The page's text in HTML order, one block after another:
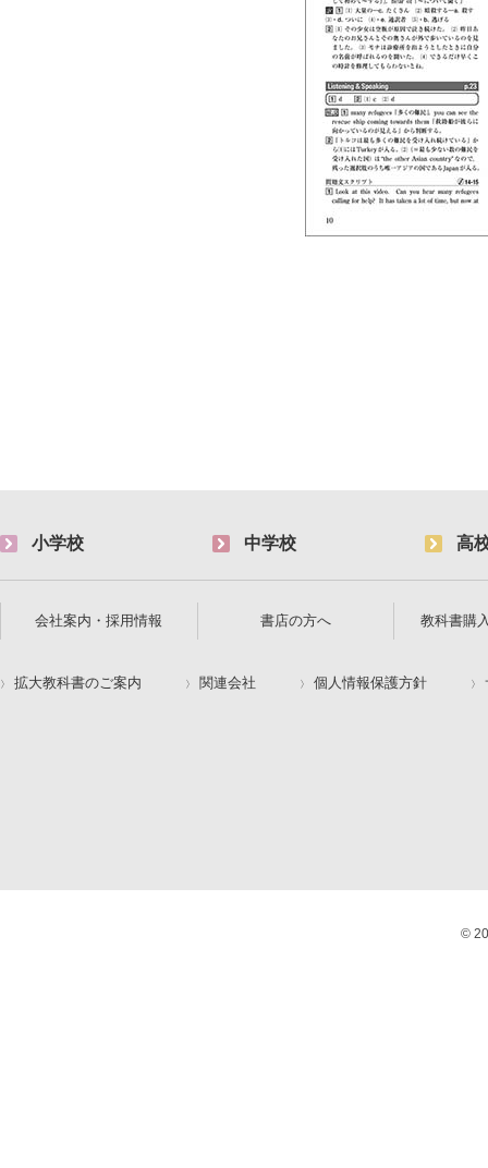
小学校 中学校 高
会社案内・採用情報 書店の方へ 教科書購
拡大教科書のご案内 関連会社 個人情報保護方針
©